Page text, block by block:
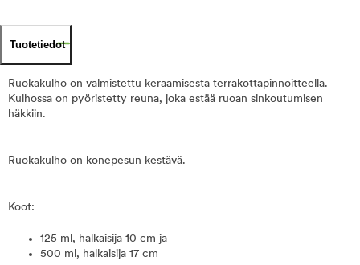
Tuotetiedot
Ruokakulho on valmistettu keraamisesta terrakottapinnoitteella.
Kulhossa on pyöristetty reuna, joka estää ruoan sinkoutumisen
häkkiin.
Ruokakulho on konepesun kestävä.
Koot:
125 ml, halkaisija 10 cm ja
500 ml, halkaisija 17 cm